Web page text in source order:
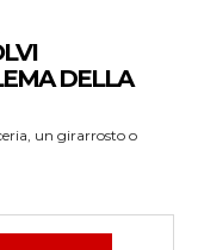
DELLA
un girarrosto o